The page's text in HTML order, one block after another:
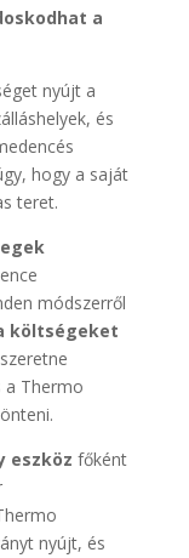
a
nyújt a
és
hogy a saját
teret.
módszerről
költségeket
a Thermo
eszköz főként
nyújt, és